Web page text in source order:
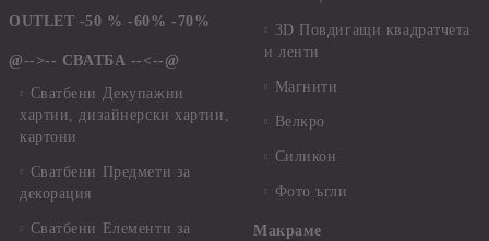
OUTLET -50 % -60% -70%
@-->-- СВАТБА --<--@
Сватбени Декупажни
хартии, дизайнерски хартии,
картони
Сватбени Предмети за
декорация
Сватбени Елементи за
3D Повдигащи квадратчета
и ленти
Магнити
Велкро
Силикон
Фото ъгли
Макраме